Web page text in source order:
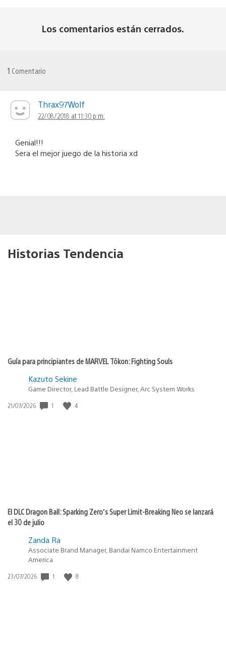
Los comentarios están cerrados.
1 Comentario
Thrax97Wolf
22/08/2018 at 11:30 p.m.
Genial!!!
Sera el mejor juego de la historia xd
Historias Tendencia
Guía para principiantes de MARVEL Tōkon: Fighting Souls
Kazuto Sekine
Game Director, Lead Battle Designer, Arc System Works
Fecha
21/07/2026 1 4
El DLC Dragon Ball: Sparking Zero’s Super Limit-Breaking Neo se lanzará
el 30 de julio
Zanda Ra
Associate Brand Manager, Bandai Namco Entertainment
America
Fecha
23/07/2026 1 8